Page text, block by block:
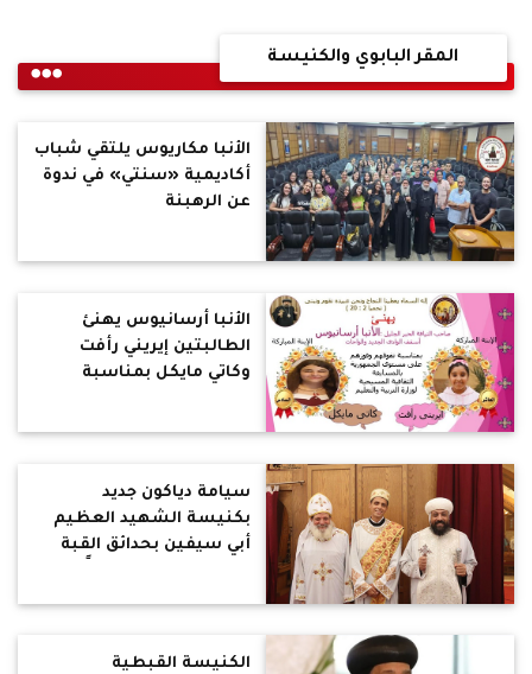
المقر البابوي والكنيسة
الأنبا مكاريوس يلتقي شباب
أكاديمية «سنتي» في ندوة
عن الرهبنة
الأنبا أرسانيوس يهنئ
الطالبتين إيريني رأفت
وكاتي مايكل بمناسبة
سيامة دياكون جديد
بكنيسة الشهيد العظيم
أبي سيفين بحدائق القبة
الكنيسة القبطية